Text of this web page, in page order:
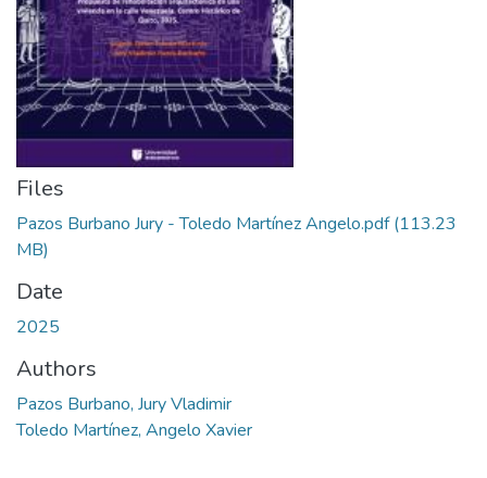
Files
Pazos Burbano Jury - Toledo Martínez Angelo.pdf(113.23
MB)
Date
2025
Authors
Pazos Burbano, Jury Vladimir
Toledo Martínez, Angelo Xavier